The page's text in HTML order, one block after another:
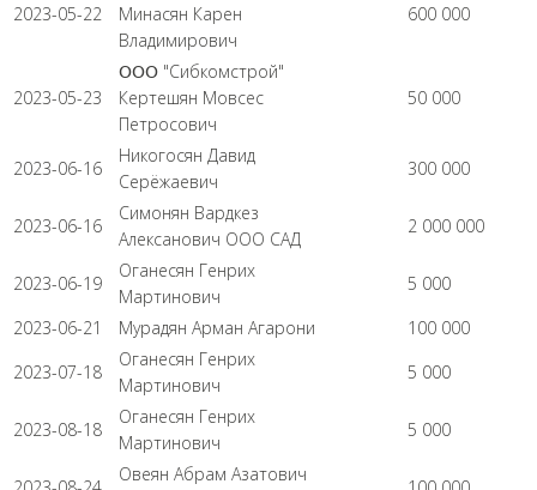
2023-05-22
Минасян Карен
Владимирович
600 000
2023-05-23
ՕՕՕ "Сибкомстрой"
Кертешян Мовсес
Петросович
50 000
2023-06-16
Никогосян Давид
Серёжаевич
300 000
2023-06-16
Симонян Вардкез
Алексанович ООО САД
2 000 000
2023-06-19
Оганесян Генрих
Мартинович
5 000
2023-06-21
Мурадян Арман Агарони
100 000
2023-07-18
Оганесян Генрих
Мартинович
5 000
2023-08-18
Оганесян Генрих
Мартинович
5 000
Овеян Абрам Азатович